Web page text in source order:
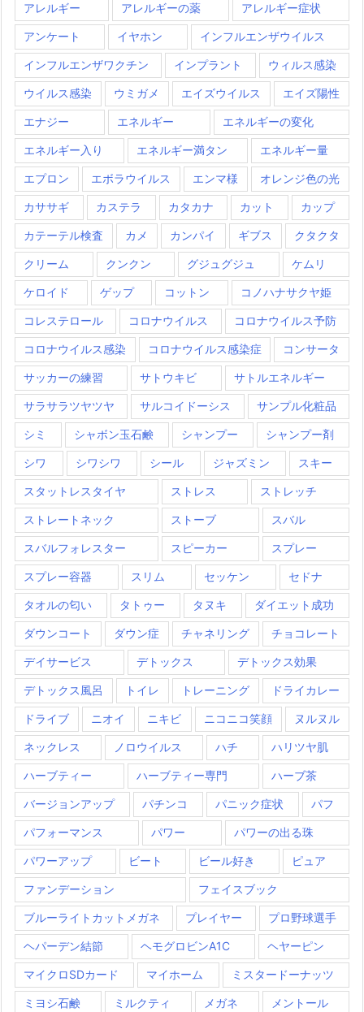
アレルギー アレルギーの薬 アレルギー症状
アンケート イヤホン インフルエンザウイルス
インフルエンザワクチン インプラント ウィルス感染
ウイルス感染 ウミガメ エイズウイルス エイズ陽性
エナジー エネルギー エネルギーの変化
エネルギー入り エネルギー満タン エネルギー量
エプロン エボラウイルス エンマ様 オレンジ色の光
カササギ カステラ カタカナ カット カップ
カテーテル検査 カメ カンパイ ギブス クタクタ
クリーム クンクン グジュグジュ ケムリ
ケロイド ゲップ コットン コノハナサクヤ姫
コレステロール コロナウイルス コロナウイルス予防
コロナウイルス感染 コロナウイルス感染症 コンサータ
サッカーの練習 サトウキビ サトルエネルギー
サラサラツヤツヤ サルコイドーシス サンプル化粧品
シミ シャボン玉石鹸 シャンプー シャンプー剤
シワ シワシワ シール ジャズミン スキー
スタットレスタイヤ ストレス ストレッチ
ストレートネック ストーブ スバル
スバルフォレスター スピーカー スプレー
スプレー容器 スリム セッケン セドナ
タオルの匂い タトゥー タヌキ ダイエット成功
ダウンコート ダウン症 チャネリング チョコレート
デイサービス デトックス デトックス効果
デトックス風呂 トイレ トレーニング ドライカレー
ドライブ ニオイ ニキビ ニコニコ笑顔 ヌルヌル
ネックレス ノロウイルス ハチ ハリツヤ肌
ハーブティー ハーブティー専門 ハーブ茶
バージョンアップ パチンコ パニック症状 パフ
パフォーマンス パワー パワーの出る珠
パワーアップ ビート ビール好き ピュア
ファンデーション フェイスブック
ブルーライトカットメガネ プレイヤー プロ野球選手
ヘパーデン結節 ヘモグロビンA1C ヘヤーピン
マイクロSDカード マイホーム ミスタードーナッツ
ミヨシ石鹸 ミルクティ メガネ メントール